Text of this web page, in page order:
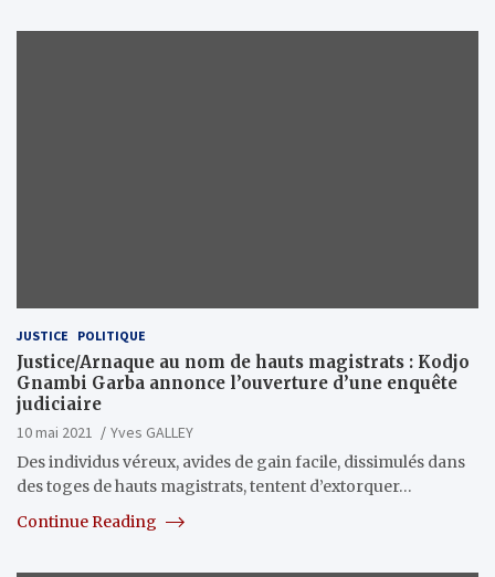
JUSTICE POLITIQUE
Justice/Arnaque au nom de hauts magistrats : Kodjo
Gnambi Garba annonce l’ouverture d’une enquête
judiciaire
10 mai 2021
Yves GALLEY
Des individus véreux, avides de gain facile, dissimulés dans
des toges de hauts magistrats, tentent d’extorquer…
Continue Reading